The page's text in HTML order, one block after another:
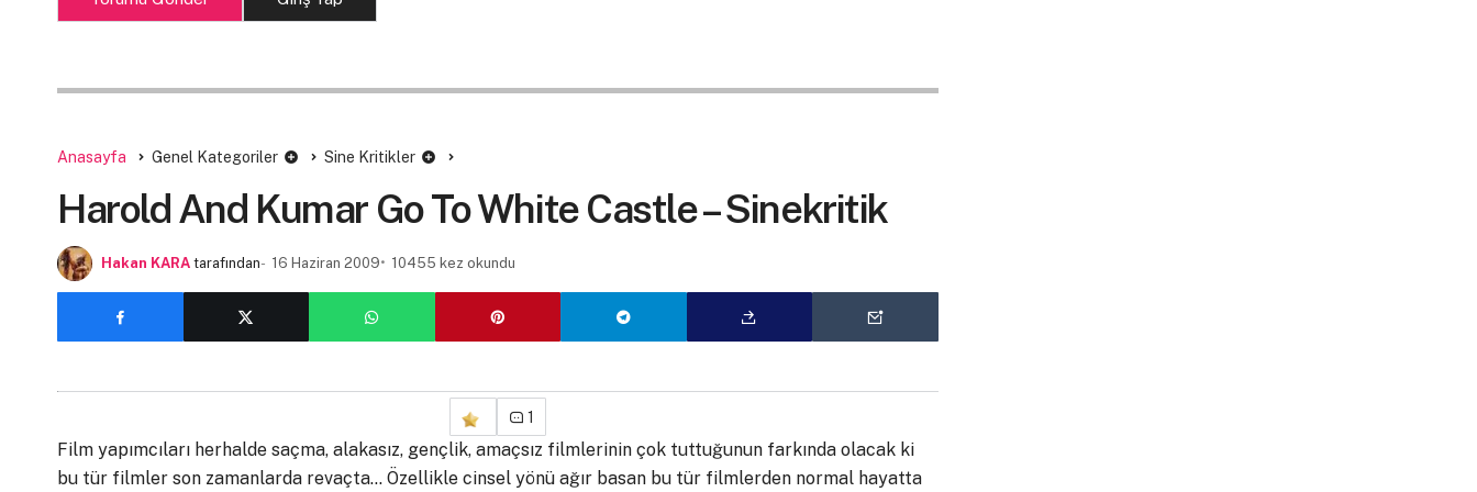
Anasayfa Genel Kategoriler Sine Kritikler
Harold And Kumar Go To White Castle – Sinekritik
Hakan KARA tarafından 16 Haziran 2009 10455 kez okundu
1
Film yapımcıları herhalde saçma, alakasız, gençlik, amaçsız filmlerinin çok tuttuğunun farkında olacak ki
bu tür filmler son zamanlarda revaçta… Özellikle cinsel yönü ağır basan bu tür filmlerden normal hayatta